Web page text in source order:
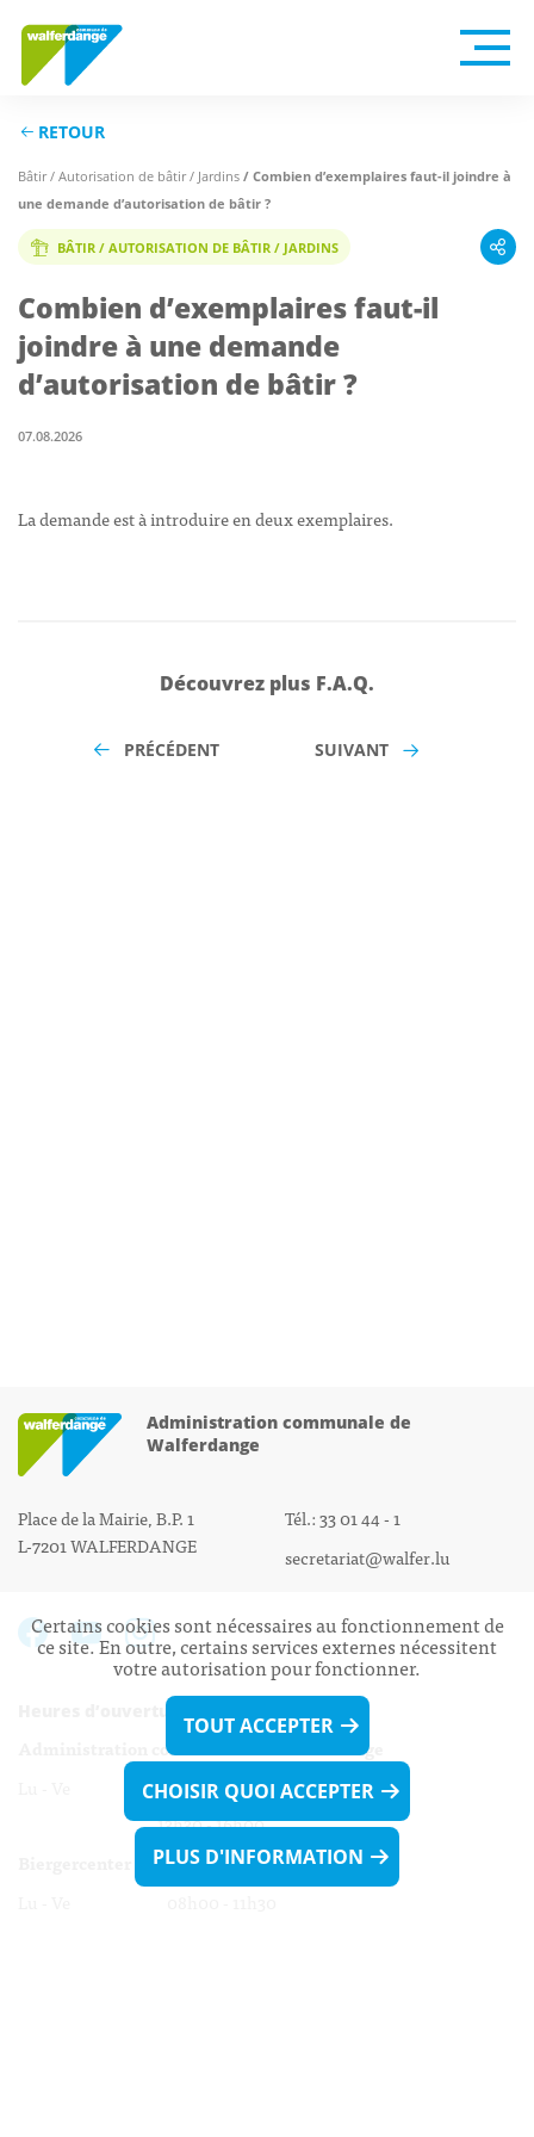
RETOUR
Bâtir / Autorisation de bâtir / Jardins / Combien d’exemplaires faut-il joindre à
une demande d’autorisation de bâtir ?
BÂTIR / AUTORISATION DE BÂTIR / JARDINS
Combien d’exemplaires faut-il
joindre à une demande
d’autorisation de bâtir ?
07.08.2026
La demande est à introduire en deux exemplaires.
Découvrez plus F.A.Q.
PRÉCÉDENT SUIVANT
Administration communale de
Walferdange
Place de la Mairie, B.P. 1
L-7201 WALFERDANGE
Tél.: 33 01 44 - 1
secretariat@walfer.lu
Heures d’ouverture:
Administration communale de Walferdange
Lu - Ve 08h00 - 11h30
13h30 - 16h00
Certains cookies sont nécessaires au fonctionnement de
ce site. En outre, certains services externes nécessitent
votre autorisation pour fonctionner.
TOUT ACCEPTER
CHOISIR QUOI ACCEPTER
PLUS D'INFORMATION